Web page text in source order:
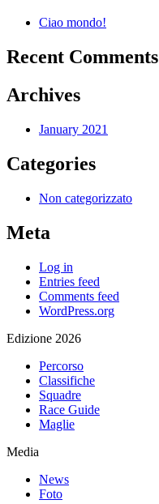
Ciao mondo!
Recent Comments
Archives
January 2021
Categories
Non categorizzato
Meta
Log in
Entries feed
Comments feed
WordPress.org
Edizione 2026
Percorso
Classifiche
Squadre
Race Guide
Maglie
Media
News
Foto